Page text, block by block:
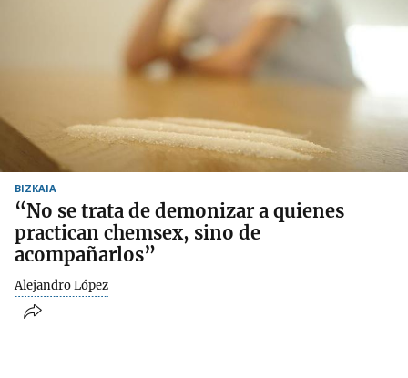
BIZKAIA
“No se trata de demonizar a quienes
practican chemsex, sino de
acompañarlos”
Alejandro López